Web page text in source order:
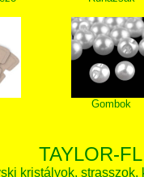
Gombok
TAYLOR-
kristályok,